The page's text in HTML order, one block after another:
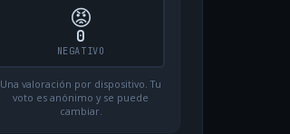
😡
0
NEGATIVO
Una valoración por dispositivo. Tu
voto es anónimo y se puede
cambiar.